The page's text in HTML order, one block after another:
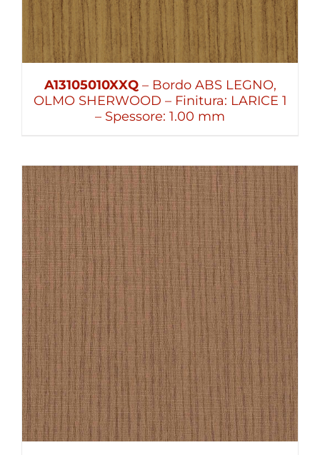
A13105010XXQ – Bordo ABS LEGNO,
OLMO SHERWOOD – Finitura: LARICE 1
– Spessore: 1.00 mm